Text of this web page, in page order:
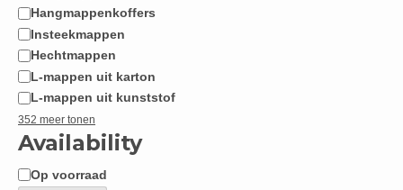
Hangmappenkoffers
Insteekmappen
Hechtmappen
L-mappen uit karton
L-mappen uit kunststof
352 meer tonen
Availability
Beschikbaarheid
Op voorraad